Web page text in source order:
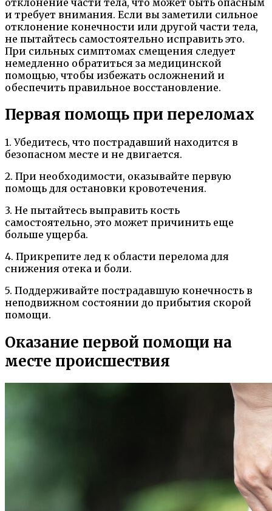
и требует внимания. Если вы заметили сильное
отклонение конечности или другой части тела,
не пытайтесь самостоятельно исправить это.
При сильных симптомах смещения следует
немедленно обратиться за медицинской
помощью, чтобы избежать осложнений и
обеспечить правильное восстановление.
Первая помощь при переломах
1. Убедитесь, что пострадавший находится в
безопасном месте и не двигается.
2. При необходимости, оказывайте первую
помощь для остановки кровотечения.
3. Не пытайтесь выправить кость
самостоятельно, это может причинить еще
больше ущерба.
4. Прикрепите лед к области перелома для
снижения отека и боли.
5. Поддерживайте пострадавшую конечность в
неподвижном состоянии до прибытия скорой
помощи.
Оказание первой помощи на
месте происшествия